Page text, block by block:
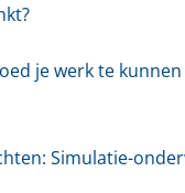
je werk te
Simulatie-